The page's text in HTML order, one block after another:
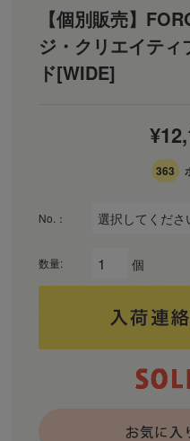
【個別販売】
ジ・クリエイテ
ド[WIDE]
363
No.：
数量: 個